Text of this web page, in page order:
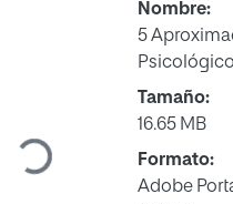
Cargando...
Nombre:
5
Tamaño:
16.65 MB
Formato:
Adobe